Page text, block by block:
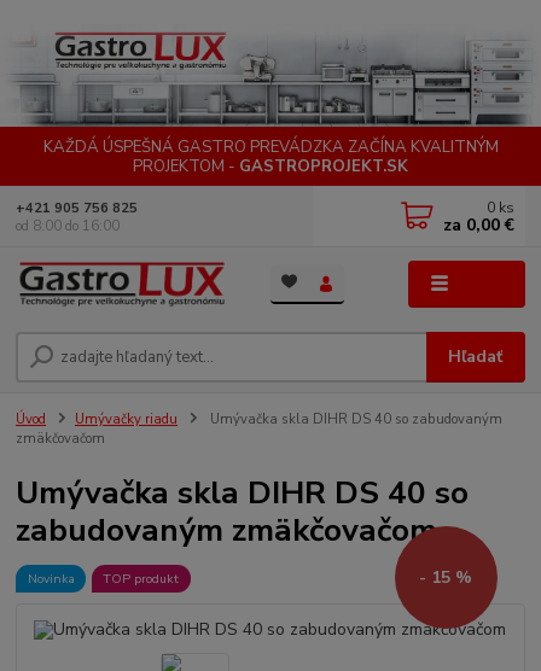
KAŽDÁ ÚSPEŠNÁ GASTRO PREVÁDZKA ZAČÍNA KVALITNÝM
PROJEKTOM - GASTROPROJEKT.SK
Hľadať
+421 905 756 825
od 8:00 do 16:00
0 ks
za 0,00 €
Úvod Umývačky riadu
Umývačka skla DIHR DS 40 so zabudovaným
zmäkčovačom
Umývačka skla DIHR DS 40 so
zabudovaným zmäkčovačom
Novinka TOP produkt - 15 %